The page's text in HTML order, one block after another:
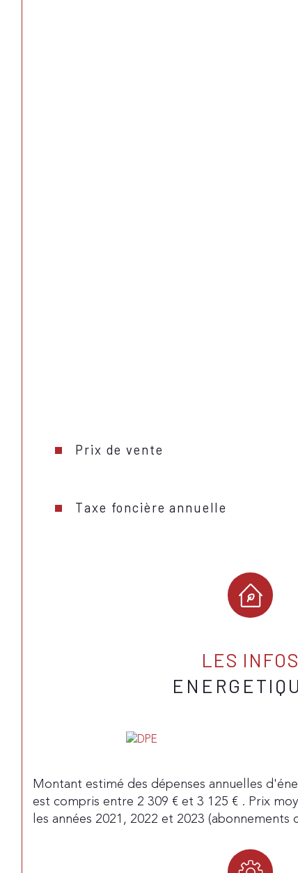
Prix de vente
Taxe foncière annuelle
LES INFOS
Montant estimé des dépenses annuelles
est compris entre 2 309 € et 3 125 € . Prix
les années 2021, 2022 et 2023 (abonnements